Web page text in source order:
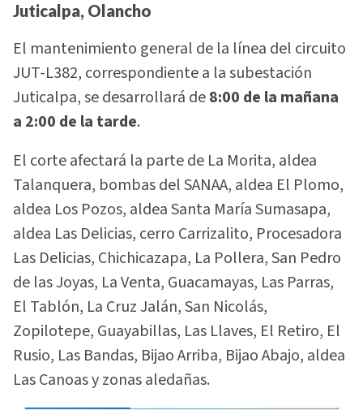
Juticalpa, Olancho
El mantenimiento general de la línea del circuito
JUT-L382, correspondiente a la subestación
Juticalpa, se desarrollará de8:00 de la mañana
a 2:00 de la tarde.
El corte afectará la parte de La Morita, aldea
Talanquera, bombas del SANAA, aldea El Plomo,
aldea Los Pozos, aldea Santa María Sumasapa,
aldea Las Delicias, cerro Carrizalito, Procesadora
Las Delicias, Chichicazapa, La Pollera, San Pedro
de las Joyas, La Venta, Guacamayas, Las Parras,
El Tablón, La Cruz Jalán, San Nicolás,
Zopilotepe, Guayabillas, Las Llaves, El Retiro, El
Rusio, Las Bandas, Bijao Arriba, Bijao Abajo, aldea
Las Canoas y zonas aledañas.